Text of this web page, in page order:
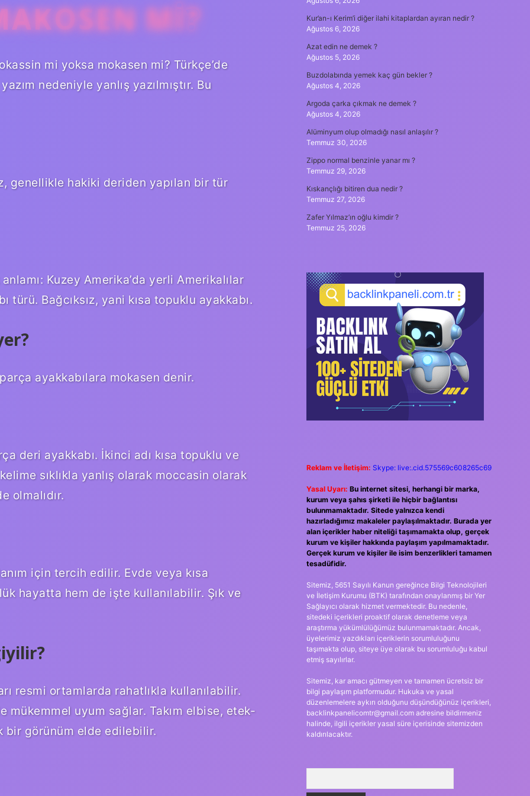
MI?
mi yoksa mokasen mi? Türkçe’de
nedeniyle yanlış yazılmıştır. Bu
genellikle hakiki deriden yapılan bir tür
Kuzey Amerika’da yerli Amerikalılar
Bağcıksız, yani kısa topuklu ayakkabı.
ayakkabılara mokasen denir.
deri ayakkabı. İkinci adı kısa topuklu ve
sıklıkla yanlış olarak moccasin olarak
olmalıdır.
için tercih edilir. Evde veya kısa
hayatta hem de işte kullanılabilir. Şık ve
resmi ortamlarda rahatlıkla kullanılabilir.
mükemmel uyum sağlar. Takım elbise, etek-
bir görünüm elde edilebilir.
Kur’an-ı Kerim’i diğer ilahi kitaplardan ayıran nedir ?
Ağustos 6, 2026
Azat edin ne demek ?
Ağustos 5, 2026
Buzdolabında yemek kaç gün bekler ?
Ağustos 4, 2026
Argoda çarka çıkmak ne demek ?
Ağustos 4, 2026
Alüminyum olup olmadığı nasıl anlaşılır ?
Temmuz 30, 2026
Zippo normal benzinle yanar mı ?
Temmuz 29, 2026
Kıskançlığı bitiren dua nedir ?
Temmuz 27, 2026
Zafer Yılmaz’ın oğlu kimdir ?
Temmuz 25, 2026
Reklam ve İletişim: Skype: live:.cid.575569c608265c69
Yasal Uyarı: Bu internet sitesi, herhangi bir marka,
kurum veya şahıs şirketi ile hiçbir bağlantısı
bulunmamaktadır. Sitede yalnızca kendi
hazırladığımız makaleler paylaşılmaktadır. Burada yer
alan içerikler haber niteliği taşımamakta olup, gerçek
kurum ve kişiler hakkında paylaşım yapılmamaktadır.
Gerçek kurum ve kişiler ile isim benzerlikleri tamamen
tesadüfidir.
Sitemiz, 5651 Sayılı Kanun gereğince Bilgi Teknolojileri
ve İletişim Kurumu (BTK) tarafından onaylanmış bir Yer
Sağlayıcı olarak hizmet vermektedir. Bu nedenle,
sitedeki içerikleri proaktif olarak denetleme veya
araştırma yükümlülüğümüz bulunmamaktadır. Ancak,
üyelerimiz yazdıkları içeriklerin sorumluluğunu
taşımakta olup, siteye üye olarak bu sorumluluğu kabul
etmiş sayılırlar.
Sitemiz, kar amacı gütmeyen ve tamamen ücretsiz bir
bilgi paylaşım platformudur. Hukuka ve yasal
düzenlemelere aykırı olduğunu düşündüğünüz içerikleri,
backlinkpanelicomtr@gmail.comadresine bildirmeniz
halinde, ilgili içerikler yasal süre içerisinde sitemizden
kaldırılacaktır.